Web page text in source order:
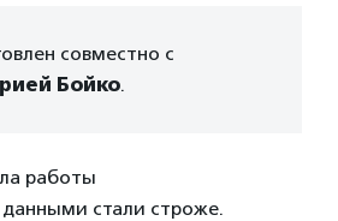
совместно с
Бойко.
работы
стали строже.